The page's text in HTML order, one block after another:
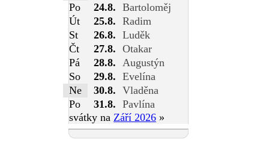
Po
24.8. Bartoloměj
Út
25.8. Radim
St
26.8. Luděk
Čt
27.8. Otakar
Pá
28.8.
Augustýn
So
29.8. Evelína
Ne
30.8. Vladěna
Po
31.8. Pavlína
svátky na Září 2026 »